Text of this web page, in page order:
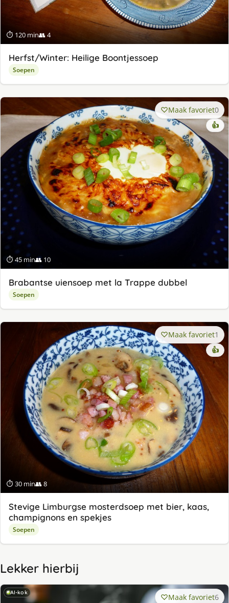
⏱ 120 min👥 4
Herfst/Winter: Heilige Boontjessoep
Soepen
⏱ 45 min👥 10
Maak favoriet0
👍
Brabantse uiensoep met la Trappe dubbel
Soepen
⏱ 30 min👥 8
Maak favoriet1
👍
Stevige Limburgse mosterdsoep met bier, kaas,
champignons en spekjes
Soepen
Lekker hierbij
AI-kok Maak favoriet6